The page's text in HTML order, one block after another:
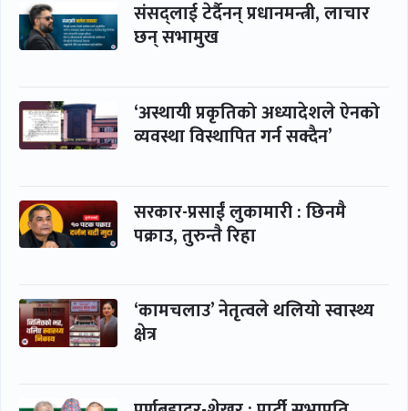
संसद्लाई टेर्दैनन् प्रधानमन्त्री, लाचार
छन् सभामुख
‘अस्थायी प्रकृतिको अध्यादेशले ऐनको
व्यवस्था विस्थापित गर्न सक्दैन’
सरकार-प्रसाईं लुकामारी : छिनमै
पक्राउ, तुरुन्तै रिहा
‘कामचलाउ’ नेतृत्वले थलियो स्वास्थ्य
क्षेत्र